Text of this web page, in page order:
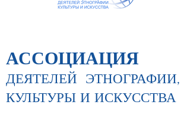
АССОЦИАЦИЯ
ДЕЯТЕЛЕЙ ЭТНОГРАФИИ,
КУЛЬТУРЫ И ИСКУССТВА